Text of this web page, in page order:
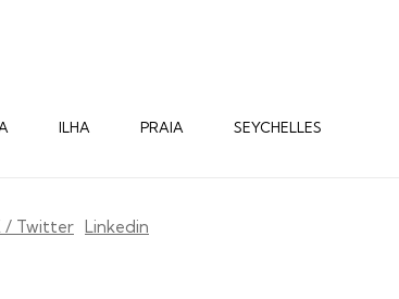
ILHA PRAIA SEYCHELLES
/ Twitter Linkedin